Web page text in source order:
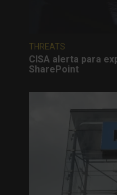
THREATS
CISA alerta para
SharePoint